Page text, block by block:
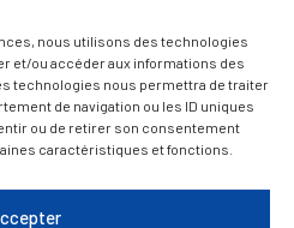
nous utilisons des technologies
et/ou accéder aux informations des
technologies nous permettra de traiter
de navigation ou les ID uniques
ou de retirer son consentement
caractéristiques et fonctions.
— Découvrir et visiter